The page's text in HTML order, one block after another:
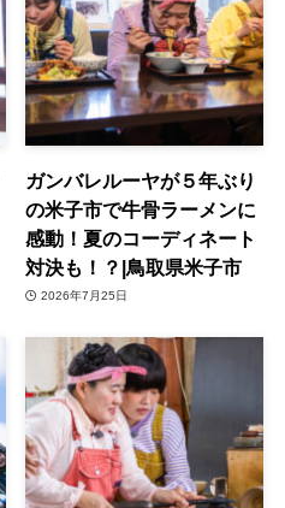
ガンバレルーヤが５年ぶり
の米子市で牛骨ラーメンに
感動！夏のコーディネート
対決も！？|鳥取県米子市
2026年7月25日